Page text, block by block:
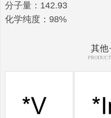
分子量：142.93
化学纯度：98%
其他